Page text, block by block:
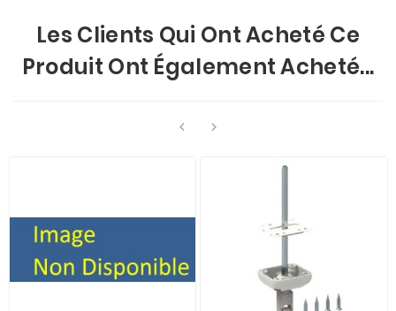
Les Clients Qui Ont Acheté Ce
Produit Ont Également Acheté...
 